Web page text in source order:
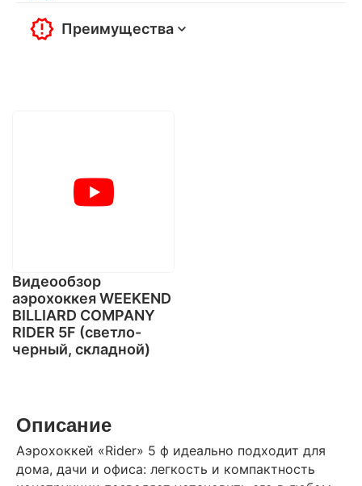
Преимущества
Видеообзор
аэрохоккея WEEKEND
BILLIARD COMPANY
RIDER 5F (светло-
черный, складной)
Описание
Аэрохоккей «Rider» 5 ф идеально подходит для
дома, дачи и офиса: легкость и компактность